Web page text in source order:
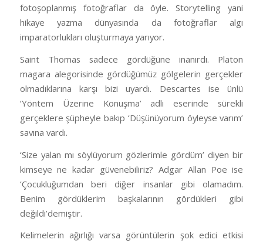
fotoşoplanmış fotoğraflar da öyle. Storytelling yani
hikaye yazma dünyasında da fotoğraflar algı
imparatorlukları oluşturmaya yarıyor.
Saint Thomas sadece gördüğüne inanırdı. Platon
magara alegorisinde gördüğümüz gölgelerin gerçekler
olmadıklarına karşı bizi uyardı. Descartes ise ünlü
‘Yöntem Üzerine Konuşma’ adlı eserinde sürekli
gerçeklere şüpheyle bakıp ‘Düşünüyorum öyleyse varım’
savına vardı.
‘Size yalan mı söylüyorum gözlerimle gördüm’ diyen bir
kimseye ne kadar güvenebiliriz? Adgar Allan Poe ise
‘Çocukluğumdan beri diğer insanlar gibi olamadım.
Benim gördüklerim başkalarının gördükleri gibi
değildi’demiştir.
Kelimelerin ağırlığı varsa görüntülerin şok edici etkisi